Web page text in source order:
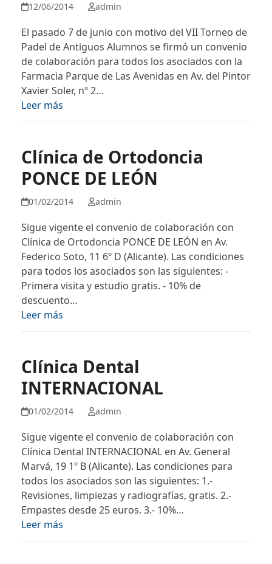
12/06/2014 admin
El pasado 7 de junio con motivo del VII Torneo de
Padel de Antiguos Alumnos se firmó un convenio
de colaboración para todos los asociados con la
Farmacia Parque de Las Avenidas en Av. del Pintor
Xavier Soler, nº 2…
Leer más
Clínica de Ortodoncia
PONCE DE LEÓN
01/02/2014 admin
Sigue vigente el convenio de colaboración con
Clínica de Ortodoncia PONCE DE LEÓN en Av.
Federico Soto, 11 6º D (Alicante). Las condiciones
para todos los asociados son las siguientes: -
Primera visita y estudio gratis. - 10% de
descuento…
Leer más
Clínica Dental
INTERNACIONAL
01/02/2014 admin
Sigue vigente el convenio de colaboración con
Clínica Dental INTERNACIONAL en Av. General
Marvá, 19 1º B (Alicante). Las condiciones para
todos los asociados son las siguientes: 1.-
Revisiones, limpiezas y radiografías, gratis. 2.-
Empastes desde 25 euros. 3.- 10%…
Leer más